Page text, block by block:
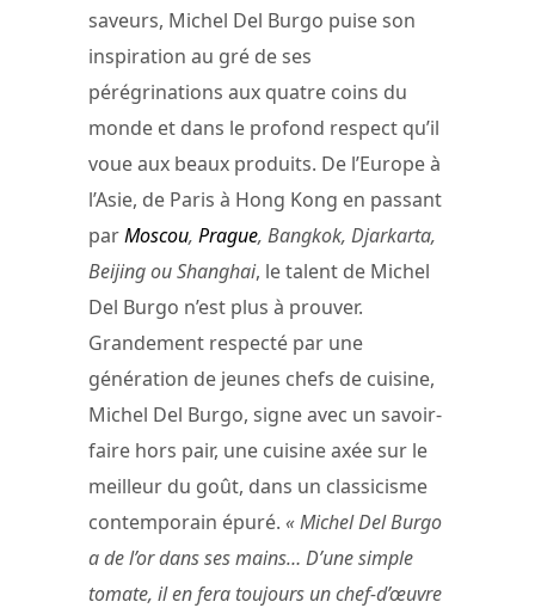
saveurs, Michel Del Burgo puise son
inspiration au gré de ses
pérégrinations aux quatre coins du
monde et dans le profond respect qu’il
voue aux beaux produits. De l’Europe à
l’Asie, de Paris à Hong Kong en passant
parMoscou, Prague, Bangkok, Djarkarta,
Beijing ou Shanghai, le talent de Michel
Del Burgo n’est plus à prouver.
Grandement respecté par une
génération de jeunes chefs de cuisine,
Michel Del Burgo, signe avec un savoir-
faire hors pair, une cuisine axée sur le
meilleur du goût, dans un classicisme
contemporain épuré. « Michel Del Burgo
a de l’or dans ses mains… D’une simple
tomate, il en fera toujours un chef-d’œuvre